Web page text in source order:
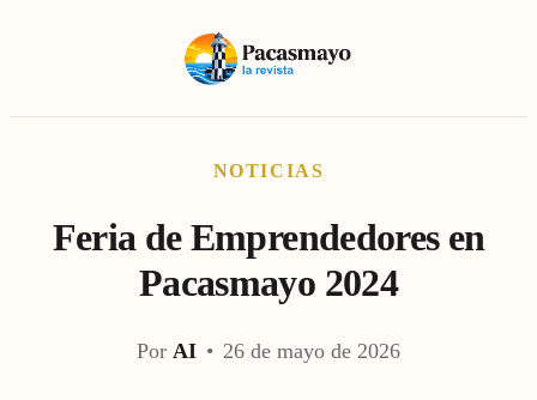
NOTICIAS
Feria de Emprendedores en
Pacasmayo 2024
Por AI • 26 de mayo de 2026